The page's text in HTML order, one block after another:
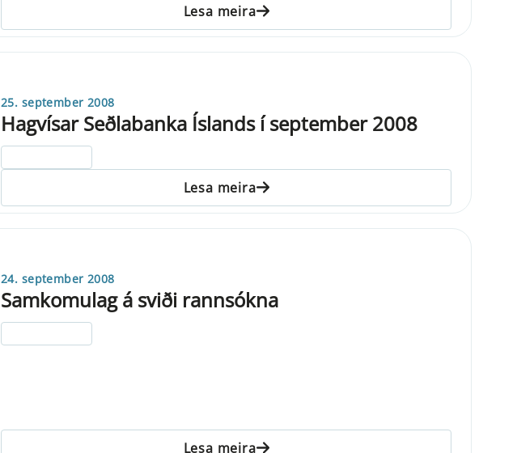
Lesa meira
25. september 2008
Hagvísar Seðlabanka Íslands í september 2008
Lesa meira
24. september 2008
Samkomulag á sviði rannsókna
Lesa meira